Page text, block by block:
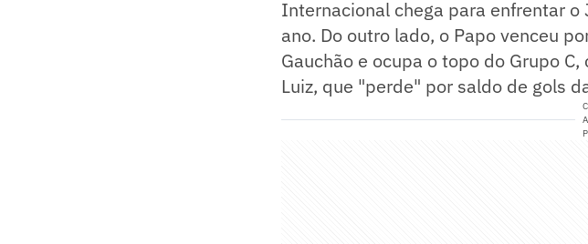
Internacional chega para enfrentar
ano. Do outro lado, o Papo venceu
Gauchão e ocupa o topo do Grupo
Luiz, que "perde" por saldo de gols